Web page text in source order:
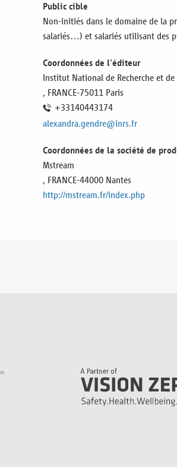
Public cible
Non-initiés dans le domaine de la
salariés…) et salariés utilisant des
Coordonnées de l'éditeur
Institut National de Recherche et de
, FRANCE-75011 Paris
+33140443174
alexandra.gendre@inrs.fr
Coordonnées de la société de
Mstream
, FRANCE-44000 Nantes
http://mstream.fr/index.php